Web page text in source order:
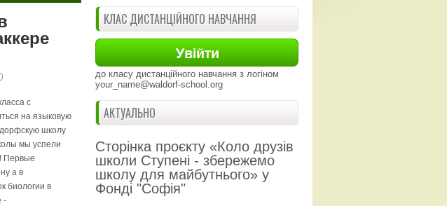
с
на языковую
школу
мы успели
Первые
а в
биологии в
-
КЛАС ДИСТАНЦІЙНОГО НАВЧАННЯ
до класу дистанційного навчання з логіном
your_name@waldorf-school.org
АКТУАЛЬНО
Сторінка проєкту «Коло друзів
школи Ступені - збережемо
школу для майбутнього» у
Фонді "Софія"